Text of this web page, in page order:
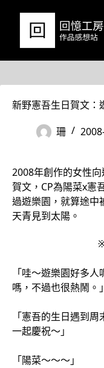
新野憲吾生日賀文：
珊
2008年創作的女性
賀文，CP為陽菜x憲
過遊樂園，就算途中
天青見到太陽。
「哇～遊樂園好多
嗎，不過也很熱鬧。」
「憲吾的生日遇到
一起慶祝～」
「陽菜～～～」